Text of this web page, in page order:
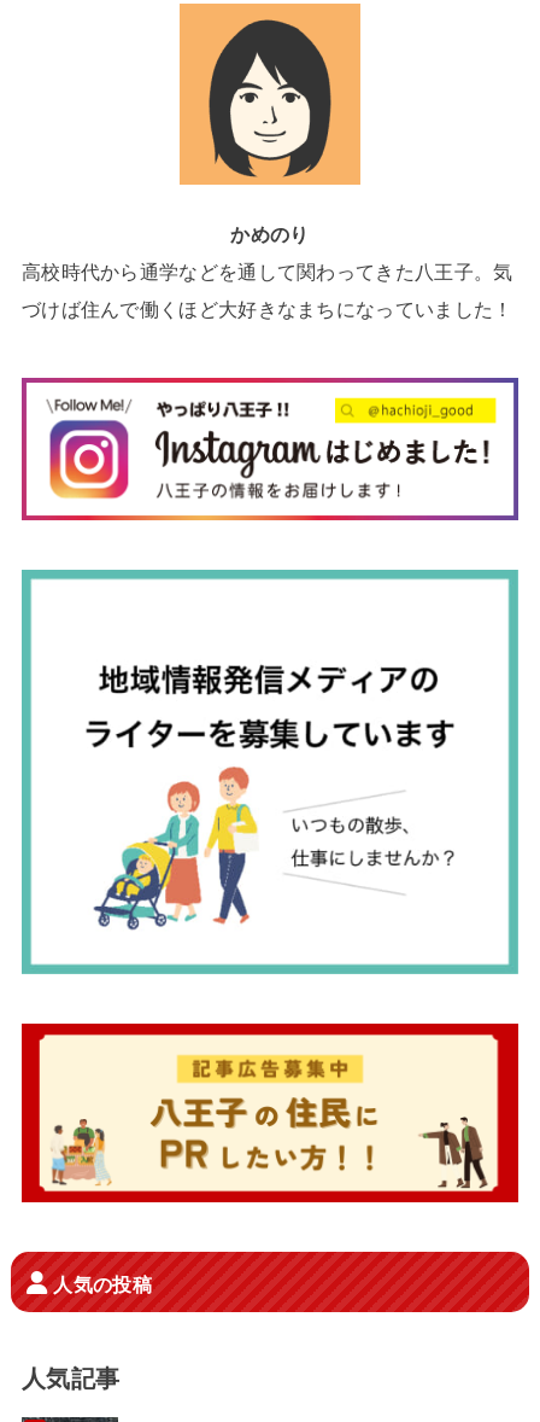
かめのり
高校時代から通学などを通して関わってきた八王子。気
づけば住んで働くほど大好きなまちになっていました！
人気の投稿
人気記事